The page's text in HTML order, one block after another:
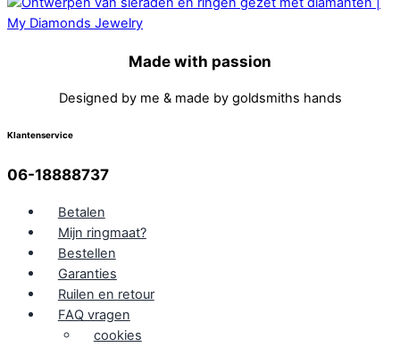
Made with passion
Designed by me & made by goldsmiths hands
Klantenservice
06-18888737
Betalen
Mijn ringmaat?
Bestellen
Garanties
Ruilen en retour
FAQ vragen
cookies